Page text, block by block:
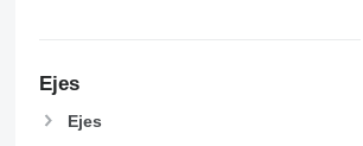
Ejes
Ejes